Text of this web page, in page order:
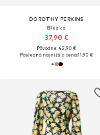
DOROTHY PERKINS
Blúzka
37,90 €
Pôvodne: 42,90 €
Posledná najnižšia cena:11,90 €